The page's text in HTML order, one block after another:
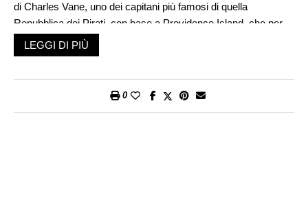
di Charles Vane, uno dei capitani più famosi di quella
Repubblica dei Pirati, con base a Providence Island, che per
almeno undici anni rappresentò la spina nel fianco della
navigazione in quella parte del mondo. Nel 1718, a bordo del
bottino era stato ghiotto e pure facile. Almeno fino a quando il
LEGGI DI PIÙ
0